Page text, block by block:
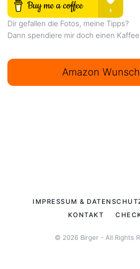
Dir gefallen die Fotos, meine Tipps?
Dann spendiere mir doch einen
Amazon
IMPRESSUM &
KONTAKT
© 2026 Birger - All Rights